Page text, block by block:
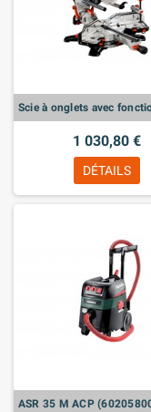
1 030,80 €
DÉTAILS